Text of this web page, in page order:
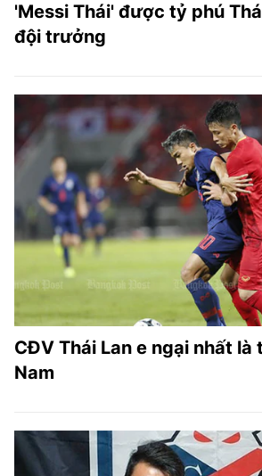
'Messi Thái' được tỷ phú
đội trưởng
CĐV Thái Lan e ngại nhất là
Nam